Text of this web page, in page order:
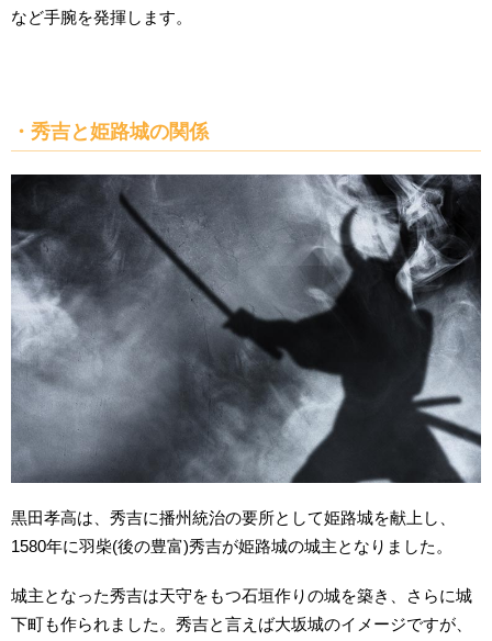
など手腕を発揮します。
・秀吉と姫路城の関係
黒田孝高は、秀吉に播州統治の要所として姫路城を献上し、
1580年に羽柴(後の豊富)秀吉が姫路城の城主となりました。
城主となった秀吉は天守をもつ石垣作りの城を築き、さらに城
下町も作られました。秀吉と言えば大坂城のイメージですが、